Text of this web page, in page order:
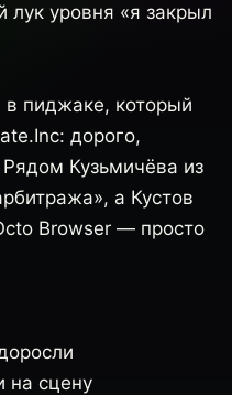
лук уровня «я закрыл
в пиджаке, который
дорого,
Кузьмичёва из
а Кустов
Browser — просто
на сцену